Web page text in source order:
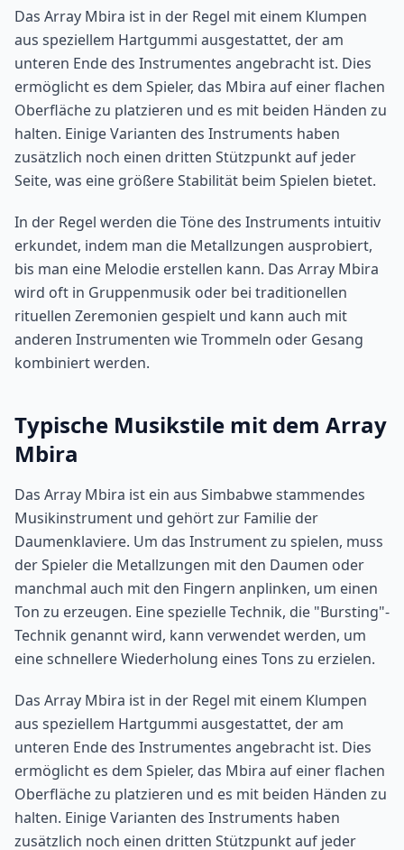
Das Array Mbira ist in der Regel mit einem Klumpen
aus speziellem Hartgummi ausgestattet, der am
unteren Ende des Instrumentes angebracht ist. Dies
ermöglicht es dem Spieler, das Mbira auf einer flachen
Oberfläche zu platzieren und es mit beiden Händen zu
halten. Einige Varianten des Instruments haben
zusätzlich noch einen dritten Stützpunkt auf jeder
Seite, was eine größere Stabilität beim Spielen bietet.
In der Regel werden die Töne des Instruments intuitiv
erkundet, indem man die Metallzungen ausprobiert,
bis man eine Melodie erstellen kann. Das Array Mbira
wird oft in Gruppenmusik oder bei traditionellen
rituellen Zeremonien gespielt und kann auch mit
anderen Instrumenten wie Trommeln oder Gesang
kombiniert werden.
Typische Musikstile mit dem Array
Mbira
Das Array Mbira ist ein aus Simbabwe stammendes
Musikinstrument und gehört zur Familie der
Daumenklaviere. Um das Instrument zu spielen, muss
der Spieler die Metallzungen mit den Daumen oder
manchmal auch mit den Fingern anplinken, um einen
Ton zu erzeugen. Eine spezielle Technik, die "Bursting"-
Technik genannt wird, kann verwendet werden, um
eine schnellere Wiederholung eines Tons zu erzielen.
Das Array Mbira ist in der Regel mit einem Klumpen
aus speziellem Hartgummi ausgestattet, der am
unteren Ende des Instrumentes angebracht ist. Dies
ermöglicht es dem Spieler, das Mbira auf einer flachen
Oberfläche zu platzieren und es mit beiden Händen zu
halten. Einige Varianten des Instruments haben
zusätzlich noch einen dritten Stützpunkt auf jeder